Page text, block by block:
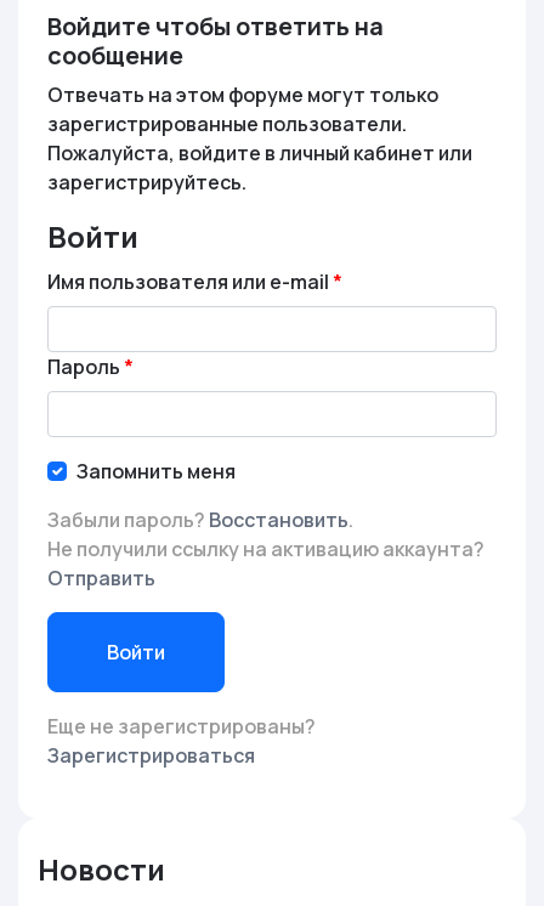
Войдите чтобы ответить на
сообщение
Отвечать на этом форуме могут только
зарегистрированные пользователи.
Пожалуйста, войдите в личный кабинет или
зарегистрируйтесь.
Войти
Имя пользователя или e-mail
Пароль
Запомнить меня
Забыли пароль? Восстановить.
Не получили ссылку на активацию аккаунта?
Отправить
Войти
Еще не зарегистрированы?
Зарегистрироваться
Новости